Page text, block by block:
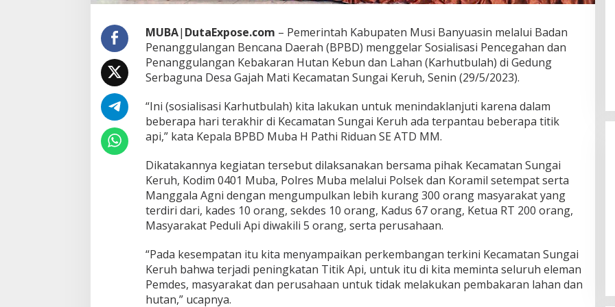
a
i
a
s
i
MUBA| DutaExpose.com – Pemerintah Kabupaten Musi Banyuasin melalui Badan
Penanggulangan Bencana Daerah (BPBD) menggelar Sosialisasi Pencegahan dan
Penanggulangan Kebakaran Hutan Kebun dan Lahan (Karhutbulah) di Gedung
Serbaguna Desa Gajah Mati Kecamatan Sungai Keruh, Senin (29/5/2023).
“Ini (sosialisasi Karhutbulah) kita lakukan untuk menindaklanjuti karena dalam
beberapa hari terakhir di Kecamatan Sungai Keruh ada terpantau beberapa titik
api,” kata Kepala BPBD Muba H Pathi Riduan SE ATD MM.
Dikatakannya kegiatan tersebut dilaksanakan bersama pihak Kecamatan Sungai
Keruh, Kodim 0401 Muba, Polres Muba melalui Polsek dan Koramil setempat serta
Manggala Agni dengan mengumpulkan lebih kurang 300 orang masyarakat yang
terdiri dari, kades 10 orang, sekdes 10 orang, Kadus 67 orang, Ketua RT 200 orang,
Masyarakat Peduli Api diwakili 5 orang, serta perusahaan.
“Pada kesempatan itu kita menyampaikan perkembangan terkini Kecamatan Sungai
Keruh bahwa terjadi peningkatan Titik Api, untuk itu di kita meminta seluruh eleman
Pemdes, masyarakat dan perusahaan untuk tidak melakukan pembakaran lahan dan
hutan,” ucapnya.
DPW PAN Sumsel Segera
2025
Di Politik | Sabtu, 15-03-2025, | 17:12,